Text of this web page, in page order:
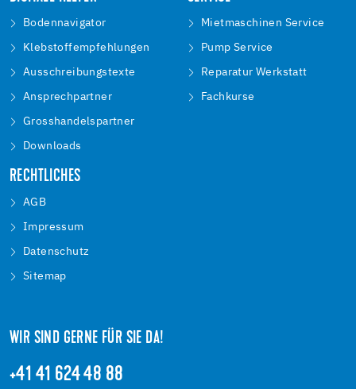
Bodennavigator
Klebstoffempfehlungen
Ausschreibungstexte
Ansprechpartner
Grosshandelspartner
Downloads
Mietmaschinen Service
Pump Service
Reparatur Werkstatt
Fachkurse
RECHTLICHES
AGB
Impressum
Datenschutz
Sitemap
WIR SIND GERNE FÜR SIE DA!
+41 41 624 48 88